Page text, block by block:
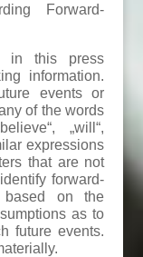
Forward-
in this press
information.
events or
of the words
„will“,
expressions
that are not
forward-
based on the
as to
future events.